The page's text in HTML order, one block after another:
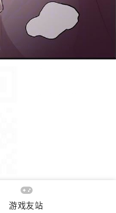
游戏友站